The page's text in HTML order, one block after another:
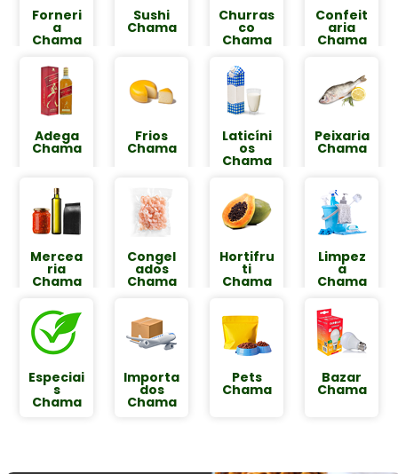
Forneri
a
Chama
Sushi
Chama
Churras
co
Chama​
Confeit
aria
Chama
Adega
Chama
Frios
Chama
Laticíni
os
Chama
Peixaria
Chama
Mercea
ria
Chama
Congel
ados
Chama​
Hortifru
ti
Chama
Limpez
a
Chama
Especiai
s
Chama
Importa
dos
Chama
Pets
Chama
Bazar
Chama